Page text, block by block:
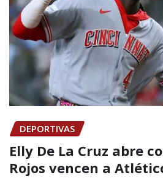
DEPORTIVAS
Elly De La Cruz abre
Rojos vencen a